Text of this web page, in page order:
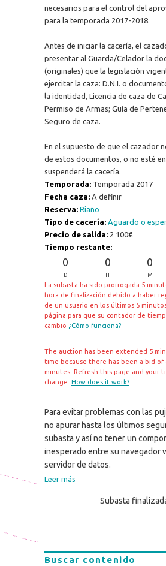
necesarios para el control del
para la temporada 2017-2018.
Antes de iniciar la cacería, el
presentar al Guarda/Celador la
(originales) que la legislación
ejercitar la caza: D.N.I. o
la identidad, Licencia de caza de
Permiso de Armas; Guía de
Seguro de caza.
En el supuesto de que el cazador
de estos documentos, o no esté
suspenderá la cacería.
Temporada: Temporada 2017
Fecha caza: A definir
Reserva: Riaño
Tipo de cacería: Aguardo o
Precio de salida: 2 100€
Tiempo restante:
0
D
0
H
0
M
La subasta ha sido prorrogada 5
hora de finalización debido a haber
de un usuario en los últimos 5
página para que su contador de
cambio ¿Cómo funciona?
The auction has been extended 5
time because there has been a bid of
minutes. Refresh this page and your
change. How does it work?
Para evitar problemas con las
no apurar hasta los últimos
subasta y así no tener un
inesperado entre su navegador
servidor de datos.
Leer más
Subasta
Buscar contenido